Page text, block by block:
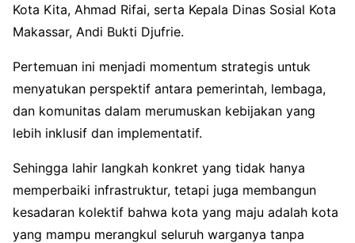
Kota Kita, Ahmad Rifai, serta Kepala Dinas Sosial Kota
Makassar, Andi Bukti Djufrie.
Pertemuan ini menjadi momentum strategis untuk
menyatukan perspektif antara pemerintah, lembaga,
dan komunitas dalam merumuskan kebijakan yang
lebih inklusif dan implementatif.
Sehingga lahir langkah konkret yang tidak hanya
memperbaiki infrastruktur, tetapi juga membangun
kesadaran kolektif bahwa kota yang maju adalah kota
yang mampu merangkul seluruh warganya tanpa